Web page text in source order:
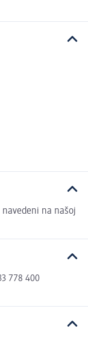
navedeni na našoj
778 400